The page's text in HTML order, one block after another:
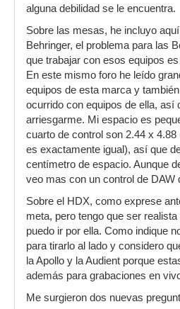
alguna debilidad se le encuentra.
Sobre las mesas, he incluyo
Behringer, el problema para las
que trabajar con esos equipos
En este mismo foro he leído
equipos de esta marca y
ocurrido con equipos de ella, así
arriesgarme. Mi espacio es
cuarto de control son 2.44 x
es exactamente igual), así que
centímetro de espacio. Aunque
veo mas con un control de DAW
Sobre el HDX, como exprese
meta, pero tengo que ser
puedo ir por ella. Como indique
para tirarlo al lado y considero
la Apollo y la Audient porque
además para grabaciones en
Me surgieron dos nuevas